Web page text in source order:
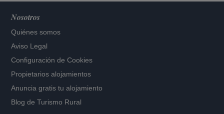
Nosotros
Quiénes somos
Aviso Legal
Configuración de Cookies
Propietarios alojamientos
Anuncia gratis tu alojamiento
Blog de Turismo Rural